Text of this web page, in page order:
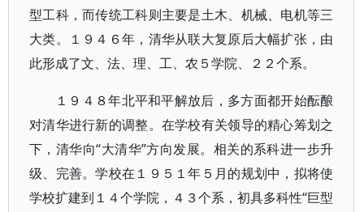
型工科，而传统工科则主要是土木、机械、电机等三
大类。１９４６年，清华从联大复原后大幅扩张，由
此形成了文、法、理、工、农５学院、２２个系。
１９４８年北平和平解放后，多方面都开始酝酿
对清华进行新的调整。在学校有关领导的精心筹划之
下，清华向“大清华”方向发展。相关的系科进一步升
级、完善。学校在１９５１年５月的规划中，拟将使
学校扩建到１４个学院，４３个系，初具多科性“巨型